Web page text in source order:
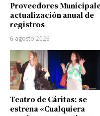
Proveedores
actualización anual de
registros
6 agosto 2026
Teatro de Cáritas: se
estrena «Cualquiera